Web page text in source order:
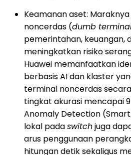
Keamanan aset:
noncerdas (dumb
pemerintahan, keuangan,
meningkatkan risiko
Huawei memanfaatkan
berbasis AI dan klaster
terminal noncerdas
tingkat akurasi mencapai
Anomaly Detection
lokal padaswitchjuga
arus penggunaan
hitungan detik sekaligus